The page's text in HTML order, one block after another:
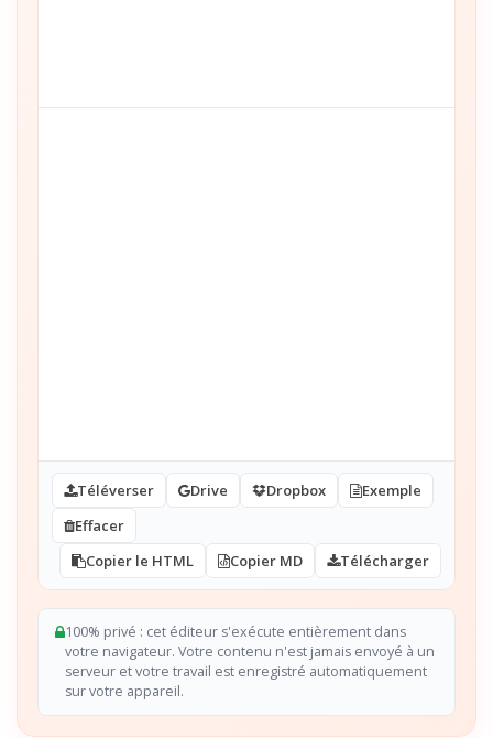
Téléverser Drive Dropbox
Exemple
Effacer
Copier le HTML
Copier MD Télécharger
100% privé : cet éditeur s'exécute entièrement dans
votre navigateur. Votre contenu n'est jamais envoyé à un
serveur et votre travail est enregistré automatiquement
sur votre appareil.